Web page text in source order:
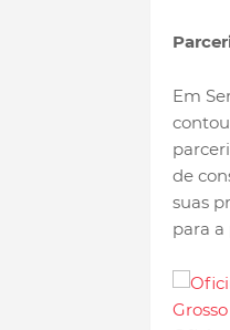
Em
de
suas
para a